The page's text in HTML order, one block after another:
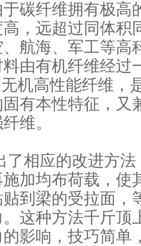
于碳纤维拥有极高
，远超过同体积
航海、军工等高
由有机纤维经过
机高性能纤维，
有本性特征，又
维。
了相应的改进方
加均布荷载，使
到梁的受拉面，
这种方法千斤顶
影响，技巧简单